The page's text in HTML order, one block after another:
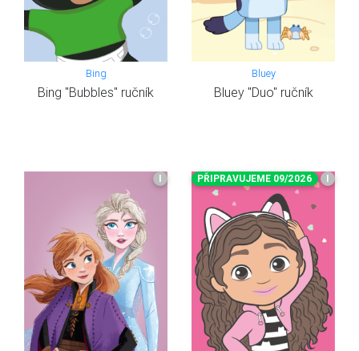
Bing
Bing "Bubbles" ručník
Bluey
Bluey "Duo" ručník
I PŘIPRAVUJEME 09/2026 I